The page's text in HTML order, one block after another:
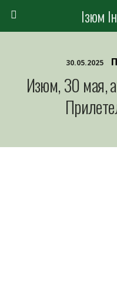
Ізюм
30.05.2025
Изюм, 30 мая,